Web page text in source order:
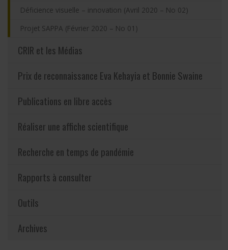
Déficience visuelle – innovation (Avril 2020 – No 02)
Projet SAPPA (Février 2020 – No 01)
CRIR et les Médias
Prix de reconnaissance Eva Kehayia et Bonnie Swaine
Publications en libre accès
Réaliser une affiche scientifique
Recherche en temps de pandémie
Rapports à consulter
Outils
Archives